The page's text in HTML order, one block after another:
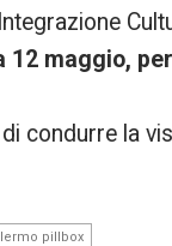
12 maggio,
condurre la
pillbox